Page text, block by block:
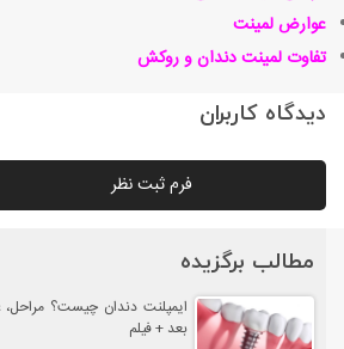
عوارض لمینت
تفاوت لمینت دندان و روکش
دیدگاه کاربران
فرم ثبت نظر
مطالب برگزیده
ایمپلنت دندان چیست؟
بعد + فیلم